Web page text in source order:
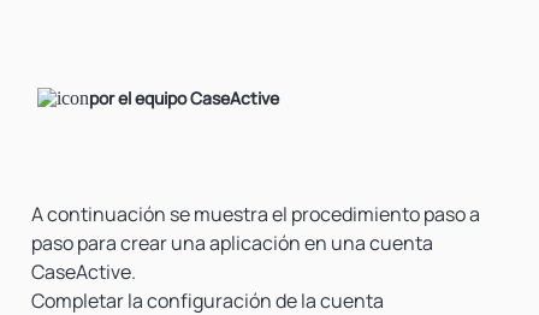
por el equipo CaseActive
A continuación se muestra el procedimiento paso a
paso para crear una aplicación en una cuenta
CaseActive.
Completar la configuración de la cuenta